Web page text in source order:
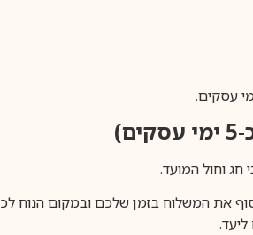
את המשלוח בזמן שלכם ובמקום הנוח